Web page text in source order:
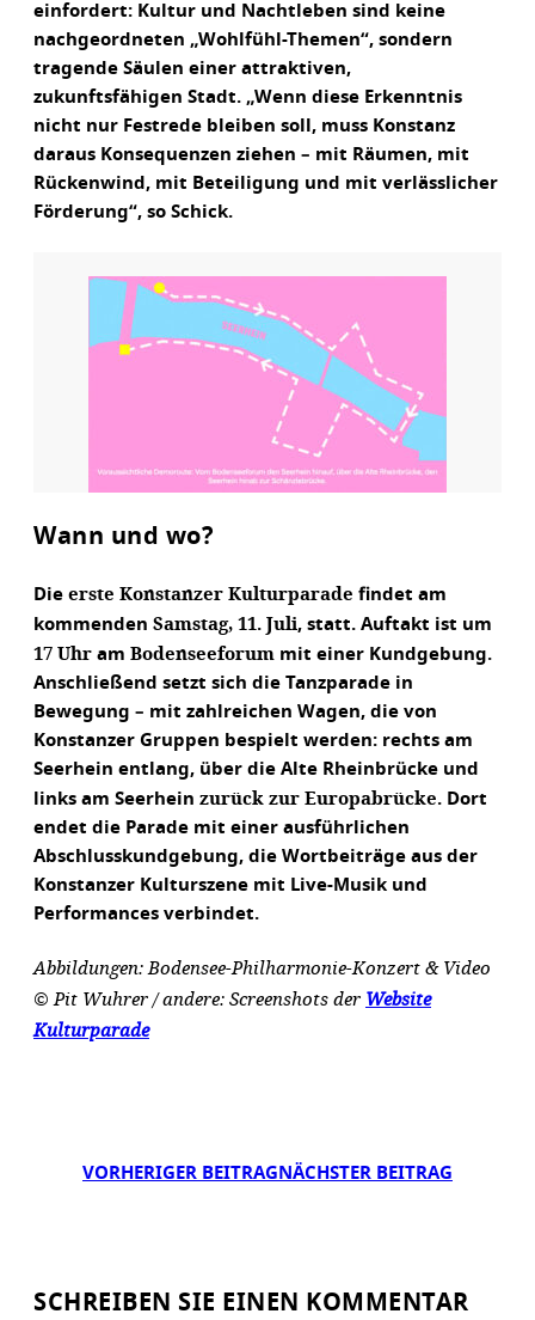
einfordert: Kultur und Nachtleben sind keine
nachgeordneten „Wohlfühl-Themen“, sondern
tragende Säulen einer attraktiven,
zukunftsfähigen Stadt. „Wenn diese Erkenntnis
nicht nur Festrede bleiben soll, muss Konstanz
daraus Konsequenzen ziehen – mit Räumen, mit
Rückenwind, mit Beteiligung und mit verlässlicher
Förderung“, so Schick.
Wann und wo?
Die erste Konstanzer Kulturparade findet am
kommenden Samstag, 11. Juli, statt. Auftakt ist um
17 Uhr am Bodenseeforum mit einer Kundgebung.
Anschließend setzt sich die Tanzparade in
Bewegung – mit zahlreichen Wagen, die von
Konstanzer Gruppen bespielt werden: rechts am
Seerhein entlang, über die Alte Rheinbrücke und
links am Seerhein zurück zur Europabrücke. Dort
endet die Parade mit einer ausführlichen
Abschlusskundgebung, die Wortbeiträge aus der
Konstanzer Kulturszene mit Live-Musik und
Performances verbindet.
Abbildungen: Bodensee-Philharmonie-Konzert & Video
© Pit Wuhrer / andere: Screenshots der Website
Kulturparade
VORHERIGER BEITRAG NÄCHSTER BEITRAG
SCHREIBEN SIE EINEN KOMMENTAR